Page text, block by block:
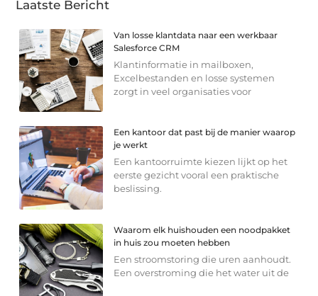
Laatste Bericht
Van losse klantdata naar een werkbaar
Salesforce CRM
Klantinformatie in mailboxen,
Excelbestanden en losse systemen
zorgt in veel organisaties voor
Een kantoor dat past bij de manier waarop
je werkt
Een kantoorruimte kiezen lijkt op het
eerste gezicht vooral een praktische
beslissing.
Waarom elk huishouden een noodpakket
in huis zou moeten hebben
Een stroomstoring die uren aanhoudt.
Een overstroming die het water uit de